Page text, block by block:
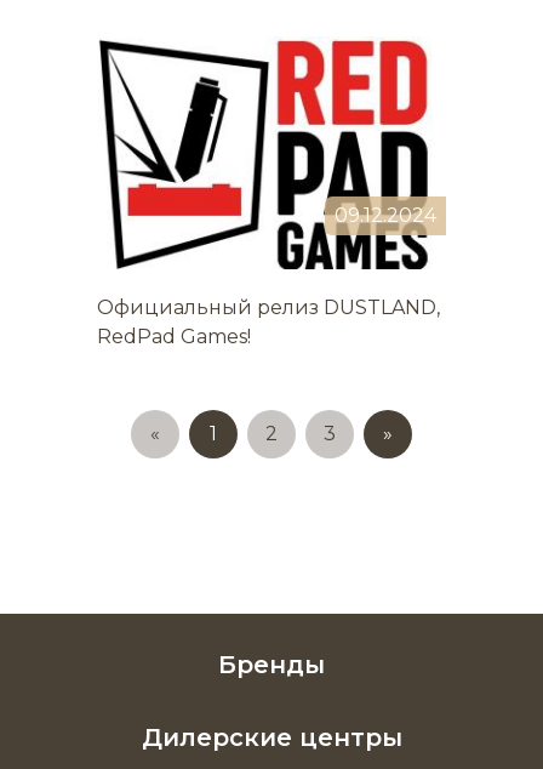
09.12.2024
Официальный релиз DUSTLAND,
RedPad Games!
« 1 2 3 »
Бренды
Дилерские центры